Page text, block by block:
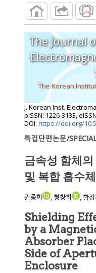
The Journal
The Korean
pISSN: 1226-3133,
DOI: https://doi.org/
특집단편논문/
금속성 함체
및 복합 흡수
권종화 , 형창희 , 황
Shielding
by a
Absorber
Side of
Enclosure